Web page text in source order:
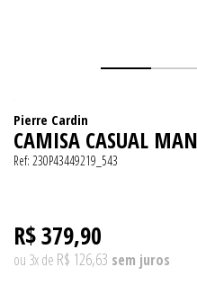
Pierre Cardin
CAMISA CASUAL
Ref: 230P43449219_543
R$ 379,90
ou 3xde R$ 126,63